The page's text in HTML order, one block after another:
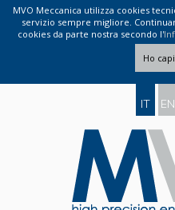
MVO Meccanica utilizza cookies
servizio sempre migliore.
cookies da parte nostra secondo l'
Ho
IT EN